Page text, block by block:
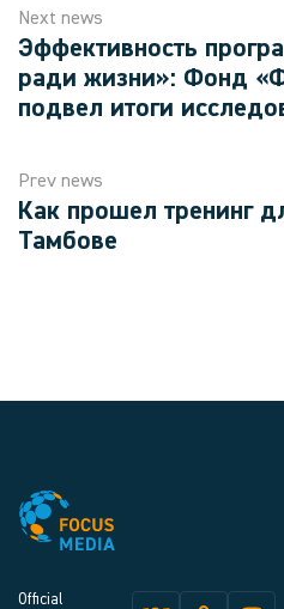
Next news
Эффективность
ради жизни»: Фонд
подвел итоги
Prev news
Как прошел тренинг
Тамбове
Official